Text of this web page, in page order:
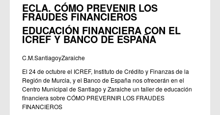
ECLA. CÓMO PREVENIR LOS
FRAUDES FINANCIEROS
EDUCACIÓN FINANCIERA CON EL
ICREF Y BANCO DE ESPAÑA
C.M.SantiagoyZaraiche
El 24 de octubre el ICREF, Instituto de Crédito y Finanzas de la
Región de Murcia, y el Banco de España nos ofrecerán en el
Centro Municipal de Santiago y Zaraiche un taller de educación
financiera sobre CÓMO PREVERNIR LOS FRAUDES
FINANCIEROS